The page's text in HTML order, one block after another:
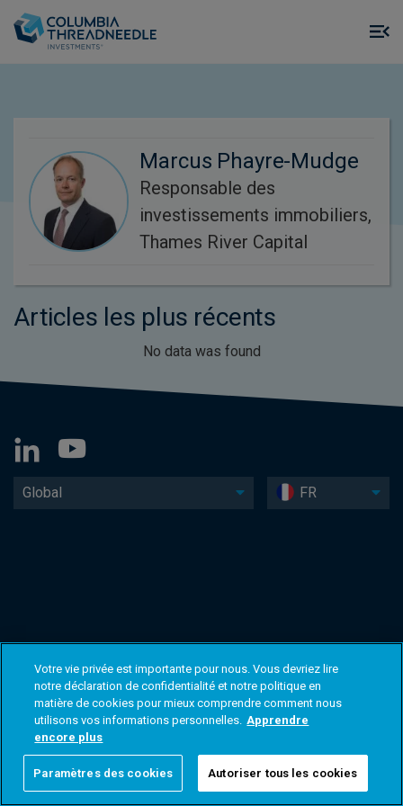
Marcus Phayre-Mudge
Responsable des
investissements immobiliers,
Thames River Capital
Articles les plus récents
No data was found
Global FR
Votre vie privée est importante pour nous. Vous devriez lire
notre déclaration de confidentialité et notre politique en
matière de cookies pour mieux comprendre comment nous
utilisons vos informations personnelles. Apprendre
encore plus
Paramètres des cookies Autoriser tous les cookies